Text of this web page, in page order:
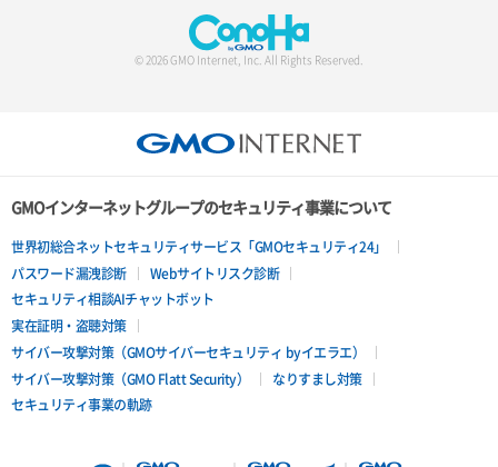
© 2026 GMO Internet, Inc. All Rights Reserved.
GMOインターネットグループのセキュリティ事業について
世界初総合ネットセキュリティサービス「GMOセキュリティ24」
パスワード漏洩診断
Webサイトリスク診断
セキュリティ相談AIチャットボット
実在証明・盗聴対策
サイバー攻撃対策（GMOサイバーセキュリティ byイエラエ）
サイバー攻撃対策（GMO Flatt Security）
なりすまし対策
セキュリティ事業の軌跡